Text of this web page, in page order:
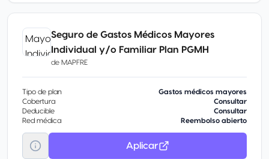
Seguro de Gastos Médicos Mayores
Individual y/o Familiar Plan PGMH
de MAPFRE
Tipo de plan
Gastos médicos mayores
Cobertura
Consultar
Deducible
Consultar
Red médica
Reembolso abierto
Aplicar